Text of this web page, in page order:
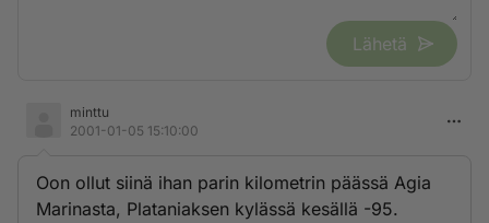
Lähetä
minttu
2001-01-05 15:10:00
Oon ollut siinä ihan parin kilometrin päässä Agia
Marinasta, Plataniaksen kylässä kesällä -95.